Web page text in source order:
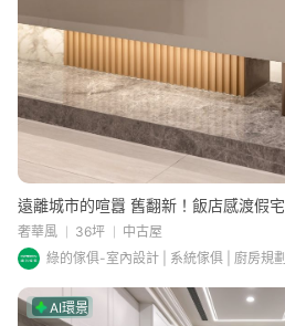
遠離城市的喧囂 舊翻新！飯店感渡假宅
奢華風 36坪
中古屋
綠的傢俱-室內設計 | 系統傢俱 | 廚房規劃
AI環景